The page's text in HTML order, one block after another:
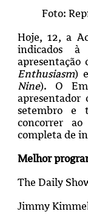
Foto:
Hoje, 12, a
indicados
apresentação
Enthusiasm)
Nine). O
apresentador
setembro e
concorrer
completa de
Melhor
The Daily
Jimmy